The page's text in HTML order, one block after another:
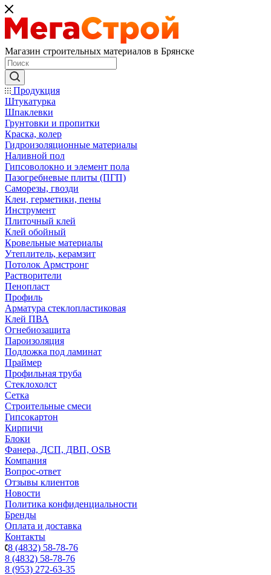
Магазин строительных материалов в Брянске
Продукция
Штукатурка
Шпаклевки
Грунтовки и пропитки
Краска, колер
Гидроизоляционные материалы
Наливной пол
Гипсоволокно и элемент пола
Пазогребневые плиты (ПГП)
Саморезы, гвозди
Клеи, герметики, пены
Инструмент
Плиточный клей
Клей обойный
Кровельные материалы
Утеплитель, керамзит
Потолок Армстронг
Растворители
Пенопласт
Профиль
Арматура стеклопластиковая
Клей ПВА
Огнебиозащита
Пароизоляция
Подложка под ламинат
Праймер
Профильная труба
Стеклохолст
Сетка
Строительные смеси
Гипсокартон
Кирпичи
Блоки
Фанера, ДСП, ДВП, OSB
Компания
Вопрос-ответ
Отзывы клиентов
Новости
Политика конфиденциальности
Бренды
Оплата и доставка
Контакты
8 (4832) 58-78-76
8 (4832) 58-78-76
8 (953) 272-63-35